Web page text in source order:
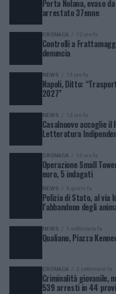
Porta Nolana, evaso
arrestato 37enne
CRONACA 12 ore fa
Controlli a
denuncia
NEWS 13 ore fa
Napoli, Ditto:
2027”
NEWS 13 ore fa
Casalnuovo accoglie il
Letteratura
CRONACA 15 ore fa
Operazione Small
euro, 5 indagati
NEWS 6 giorni fa
Polizia di Stato, al via
l’abbandono degli
NEWS 1 settimana fa
Qualiano, Piazza
CRONACA 2 settimane fa
Criminalità giovanile,
539 arresti in 44